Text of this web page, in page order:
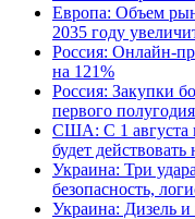
Европа: Объем
2035 году
Россия: Онлайн-
на 121%
Россия: Закупки
первого
США: С 1 августа
будет
Украина: Три
безопасность,
Украина: Дизель и